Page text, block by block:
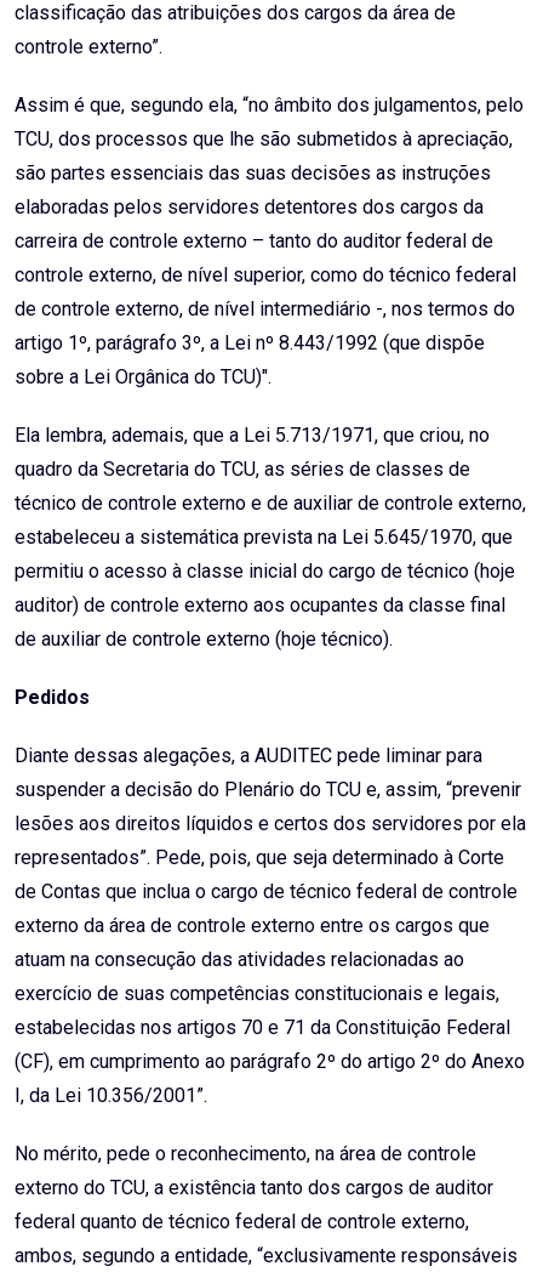
classificação das atribuições dos cargos da área de
controle externo”.
Assim é que, segundo ela, “no âmbito dos julgamentos, pelo
TCU, dos processos que lhe são submetidos à apreciação,
são partes essenciais das suas decisões as instruções
elaboradas pelos servidores detentores dos cargos da
carreira de controle externo – tanto do auditor federal de
controle externo, de nível superior, como do técnico federal
de controle externo, de nível intermediário -, nos termos do
artigo 1º, parágrafo 3º, a Lei nº 8.443/1992 (que dispõe
sobre a Lei Orgânica do TCU)".
Ela lembra, ademais, que a Lei 5.713/1971, que criou, no
quadro da Secretaria do TCU, as séries de classes de
técnico de controle externo e de auxiliar de controle externo,
estabeleceu a sistemática prevista na Lei 5.645/1970, que
permitiu o acesso à classe inicial do cargo de técnico (hoje
auditor) de controle externo aos ocupantes da classe final
de auxiliar de controle externo (hoje técnico).
Pedidos
Diante dessas alegações, a AUDITEC pede liminar para
suspender a decisão do Plenário do TCU e, assim, “prevenir
lesões aos direitos líquidos e certos dos servidores por ela
representados”. Pede, pois, que seja determinado à Corte
de Contas que inclua o cargo de técnico federal de controle
externo da área de controle externo entre os cargos que
atuam na consecução das atividades relacionadas ao
exercício de suas competências constitucionais e legais,
estabelecidas nos artigos 70 e 71 da Constituição Federal
(CF), em cumprimento ao parágrafo 2º do artigo 2º do Anexo
I, da Lei 10.356/2001”.
No mérito, pede o reconhecimento, na área de controle
externo do TCU, a existência tanto dos cargos de auditor
federal quanto de técnico federal de controle externo,
ambos, segundo a entidade, “exclusivamente responsáveis